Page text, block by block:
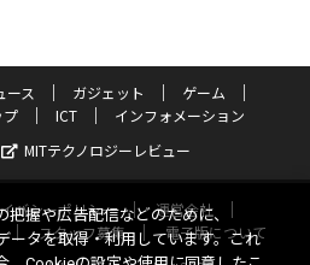
ース ガジェット
ゲーム
プ ICT
インフォメーション
MITテクノロジーレビュー
バシーポリシー
運営会社
スタッフ募集
電子版について
握や広告配信などのために、
ータを取得・利用しています。これ